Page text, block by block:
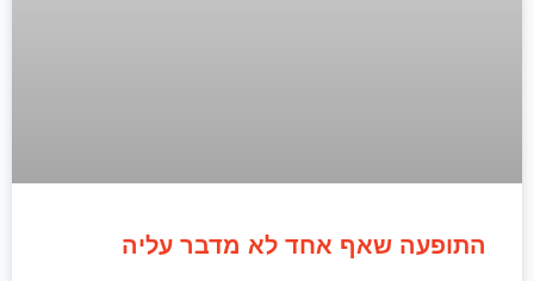
התופעה שאף אחד לא מדבר עליה